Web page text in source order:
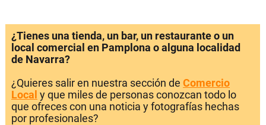
¿Tienes una tienda, un bar, un restaurante o un
local comercial en Pamplona o alguna localidad
de Navarra?
¿Quieres salir en nuestra sección de Comercio
Local y que miles de personas conozcan todo lo
que ofreces con una noticia y fotografías hechas
por profesionales?